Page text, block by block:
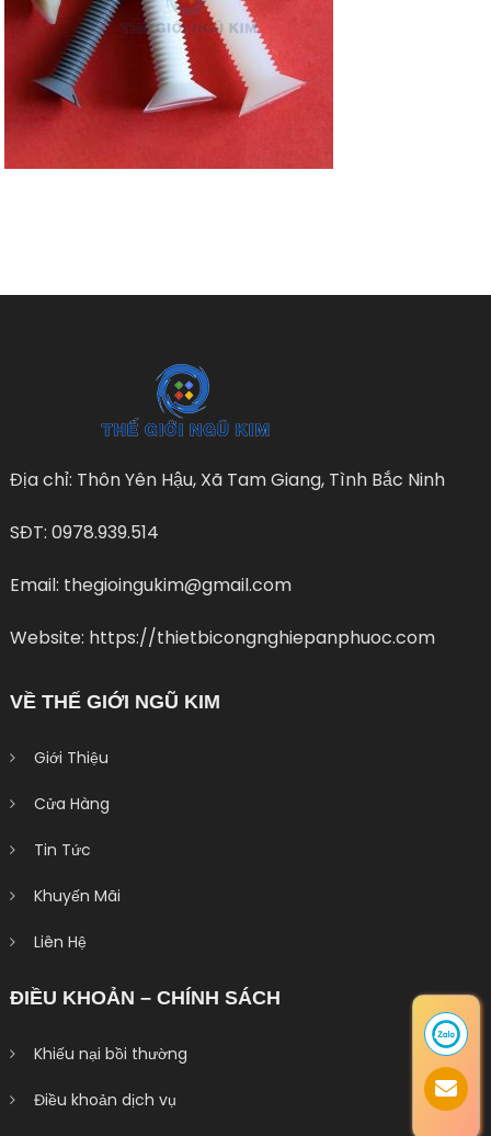
Địa chỉ: Thôn Yên Hậu, Xã Tam Giang, Tình Bắc Ninh
SĐT: 0978.939.514
Email: thegioingukim@gmail.com
Website: https://thietbicongnghiepanphuoc.com
VỀ THẾ GIỚI NGŨ KIM
Giới Thiệu
Cửa Hàng
Tin Tức
Khuyến Mãi
Liên Hệ
ĐIỀU KHOẢN – CHÍNH SÁCH
Khiếu nại bồi thường
Điều khoản dịch vụ